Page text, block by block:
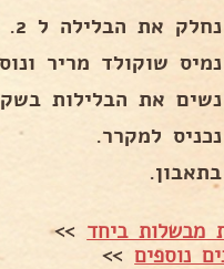
נחלק את הבלילה ל 2.
נמיס שוקולד מריר
נשים את הבלילות
נכניס למקרר.
בתאבון.
מבשלות ביחד >>
נוספים>>